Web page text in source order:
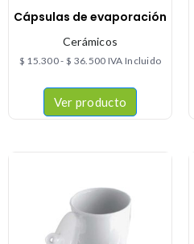
Cápsulas de evaporación
Cerámicos
$ 15.300- $ 36.500 IVA Incluido
Ver producto